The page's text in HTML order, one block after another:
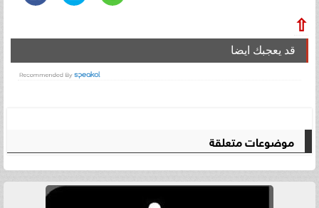
⇧
قد يعجبك ايضا
موضوعات متعلقة